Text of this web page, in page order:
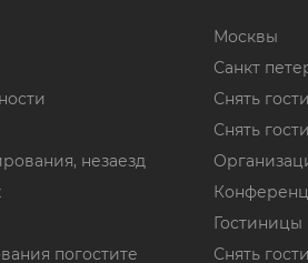
незаезд
погостите
Москвы
Санкт
Снять
Снять
Гостиницы
Снять